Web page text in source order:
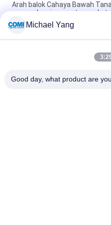
Arah balok Cahaya Bawah
mengadopsi warna tunggal
IP67 Untuk Pencahayaan
Pencahayaan Luar Ruangan
Michael Yang
Good day, what product are